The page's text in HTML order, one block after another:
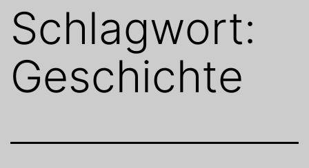
Schlagwort:
Geschichte